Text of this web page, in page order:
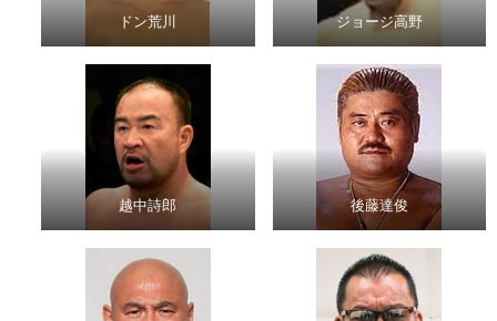
ドン荒川 ジョージ高野
越中詩郎 後藤達俊